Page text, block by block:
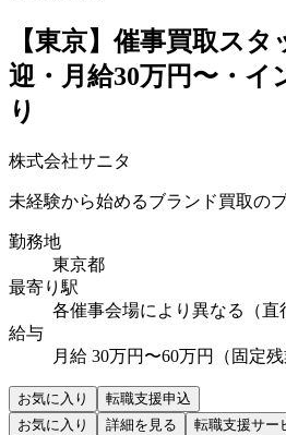
【東京】催事買取ス
迎・月給30万円〜・イ
り
株式会社サニタ
未経験から始めるブランド買取の
勤務地
東京都
最寄り駅
各催事会場により異なる（直
給与
月給 30万円〜60万円（固定残
お気に入り
転職支援申込
お気に入り
詳細を見る 転職支援サー